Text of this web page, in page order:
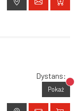
Dystans:
Pokaż